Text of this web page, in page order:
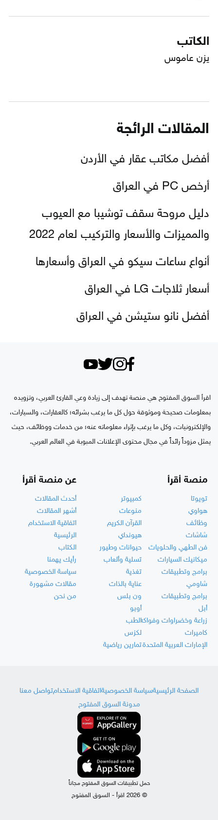
الكاتب
يزن عاموس
المقالات الرائجة
أفضل مكاتب عقار في الأردن
أرخص PC في العراق
دليل مروحة سقف توشيبا مع العيوب
والمميزات والأسعار والتركيب لعام 2022
أنواع ساعات سيكو في العراق وأسعارها
أسعار ثلاجات LG في العراق
أفضل نانو ستيشن في العراق
اقرأ السوق المفتوح هي منصة تهدف إلى زيادة وعي القارئ العربي، وتزويده
بمعلومات صحيحة وموثوقة حول كل ما يرغب بشرائه؛ كالعقارات، والسيارات،
والإلكترونيات، وكل ما يرغب بإثراء معلوماته عنه؛ من خدمات ووظائف، حيث
يمثل مزوداً رائداً في مجال محتوى الإعلانات المبوبة في العالم العربي.
منصة أقرأ
تويوتا
كمبيوتر
هواوي
منوعات
وظائف
القرآن الكريم
شاشات
هيونداي
فن الطهي والحلويات
حيوانات وطيور
ميكانيك السيارات
تسلية وألعاب
برامج وتطبيقات
تغذية
شاومي
عناية بالذات
برامج وتطبيقات
ون بلس
أبل
أوبو
زراعة وخضراوات وفواكهالطب
كاميرات
لكزس
الإمارات العربية المتحدةتمارين رياضية
عن منصة أقرأ
أحدث المقالات
أشهر المقالات
اتفاقية الاستخدام
الرئيسية
الكتاب
رأيك يهمنا
سياسة الخصوصية
مقالات مشهورة
من نحن
الصفحة الرئيسيةسياسة الخصوصيةاتفاقية الاستخدامتواصل معنا
مدونة السوق المفتوح
حمل تطبيقات السوق المفتوح مجاناً
© 2026 اقرأ - السوق المفتوح